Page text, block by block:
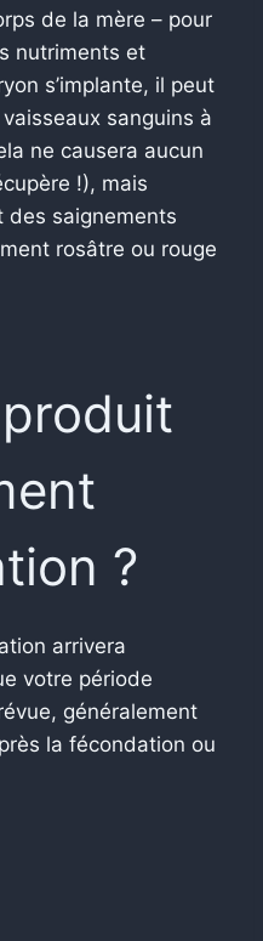
de la mère – pour
nutriments et
s’implante, il peut
sanguins à
ne causera aucun
!), mais
des saignements
rosâtre ou rouge
?
arrivera
votre période
généralement
la fécondation ou